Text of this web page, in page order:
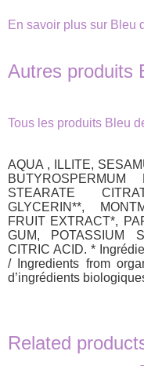
En savoir plus sur Bleu
Autres produits
Tous les produits Bleu
AQUA , ILLITE,
STEARATE
GLYCERIN**,
FRUIT EXTRACT*,
GUM, POTASSIUM
CITRIC ACID. *
/ Ingredients from
d’ingrédients
Related